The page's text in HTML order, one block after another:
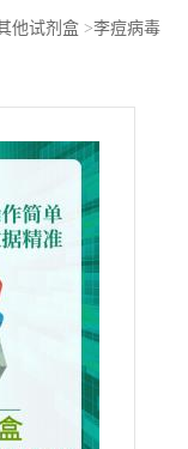
他试剂盒>李痘病毒